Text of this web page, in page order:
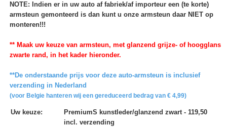
NOTE: Indien er in uw auto af fabriek/af importeur een (te korte)
armsteun gemonteerd is dan kunt u onze armsteun daar NIET op
monteren!!!
** Maak uw keuze van armsteun, met glanzend grijze- of hoogglans
zwarte rand, in het kader hieronder.
**De onderstaande prijs voor deze auto-armsteun is inclusief
verzending in Nederland
(voor Belgie hanteren wij een gereduceerd bedrag van € 4,99)
Uw keuze:
PremiumS kunstleder/glanzend zwart - 119,50
incl. verzending